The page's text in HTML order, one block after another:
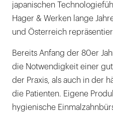
japanischen
Hager & Werken lange
und Österreich
Bereits Anfang der 80er
die Notwendigkeit einer
der Praxis, als auch in der
die Patienten. Eigene
hygienische